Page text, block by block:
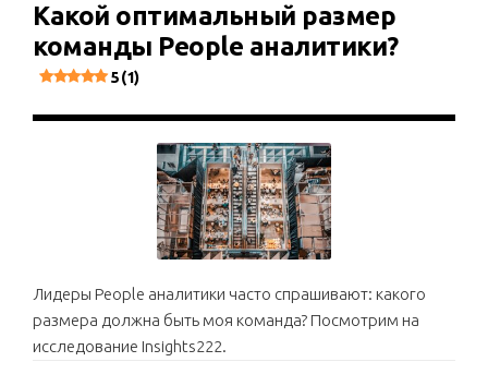
Какой оптимальный размер
команды People аналитики?
5 (1)
Лидеры People аналитики часто спрашивают: какого
размера должна быть моя команда? Посмотрим на
исследование Insights222.